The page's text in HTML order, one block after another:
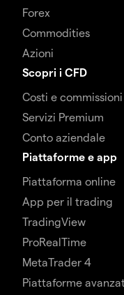
Forex
Commodities
Azioni
Scopri i CFD
Costi e commissioni
Servizi Premium
Conto aziendale
Piattaforme e app
Piattaforma online
App per il trading
TradingView
ProRealTime
MetaTrader 4
Piattaforme